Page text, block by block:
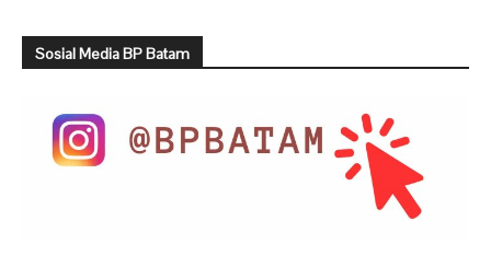
Sosial Media BP Batam